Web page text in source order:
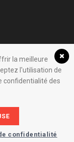
Brest
la meilleure
l'utilisation de
confidentialité des
confidentialité